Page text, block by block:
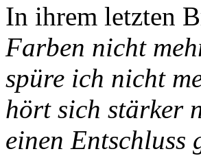
In ihrem letzten
Farben nicht
spüre ich nicht
hört sich stärker
einen